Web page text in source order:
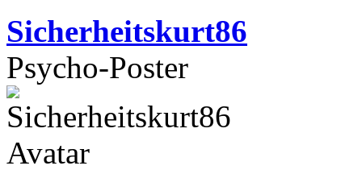
Sicherheitskurt86
Psycho-Poster